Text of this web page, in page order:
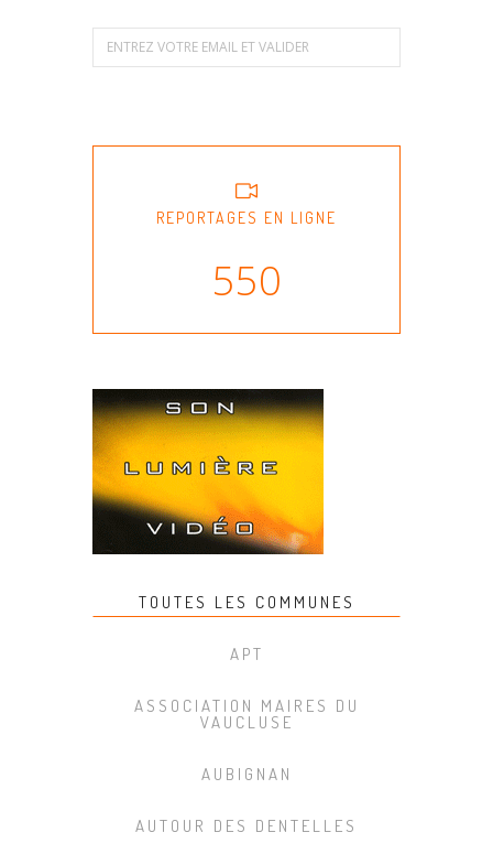
REPORTAGES EN LIGNE
550
TOUTES LES COMMUNES
APT
ASSOCIATION MAIRES DU
VAUCLUSE
AUBIGNAN
AUTOUR DES DENTELLES